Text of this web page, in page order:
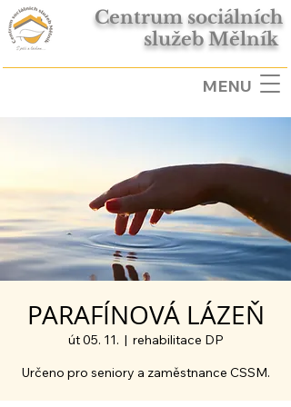
Centrum sociálních
služeb Mělník
MENU
PARAFÍNOVÁ LÁZEŇ
út 05. 11.
  |
rehabilitace DP
Určeno pro seniory a zaměstnance CSSM.